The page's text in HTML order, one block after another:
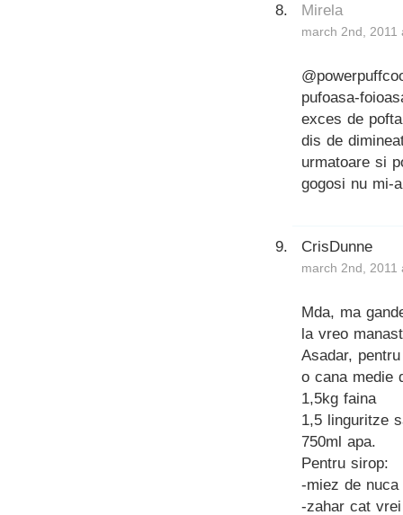
Mirela
march 2nd, 2011
pufoasa-
exces de
dis de
urmatoare si
gogosi nu mi-
CrisDunne
march 2nd, 2011
Mda, ma
la vreo
Asadar,
o cana medie
1,5kg faina
1,5 linguritze
750ml apa.
Pentru sirop:
-miez de
-zahar cat